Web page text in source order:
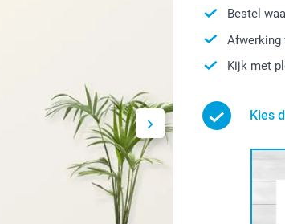
Bestel
Afwerking
Kijk met
Kies